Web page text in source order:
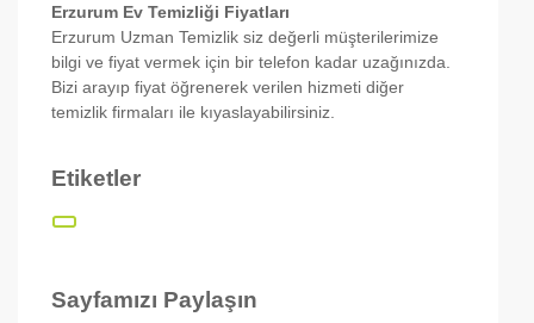
Erzurum Ev Temizliği Fiyatları
Erzurum Uzman Temizlik siz değerli müşterilerimize
bilgi ve fiyat vermek için bir telefon kadar uzağınızda.
Bizi arayıp fiyat öğrenerek verilen hizmeti diğer
temizlik firmaları ile kıyaslayabilirsiniz.
Etiketler
Sayfamızı Paylaşın